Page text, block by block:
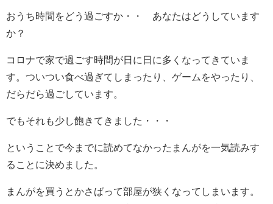
おうち時間をどう過ごすか・・ あなたはどうしています
か？
コロナで家で過ごす時間が日に日に多くなってきていま
す。ついつい食べ過ぎてしまったり、ゲームをやったり、
だらだら過ごしています。
でもそれも少し飽きてきました・・・
ということで今までに読めてなかったまんがを一気読みす
ることに決めました。
まんがを買うとかさばって部屋が狭くなってしまいます。